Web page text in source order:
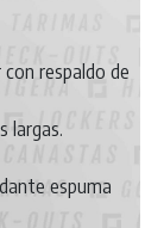
respaldo de
largas.
espuma